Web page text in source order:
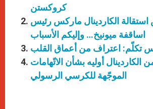
كروكستن
استقالة الكاردينال ماركس رئيس
اساقفة ميونيخ… وإليكم الأسباب
تكلّم: اعتراف من أعماق القلب
أوليه بشأن الاتّهامات
الموجّهة للكرسي الرسولي